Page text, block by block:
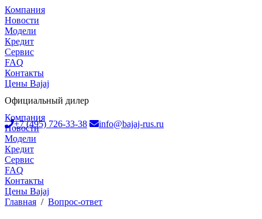
Компания
Новости
Модели
Кредит
Сервис
FAQ
Контакты
Цены Bajaj
Официальный дилер
+7 (495) 726-33-38 info@bajaj-rus.ru
Компания
Новости
Модели
Кредит
Сервис
FAQ
Контакты
Цены Bajaj
Главная / Вопрос-ответ